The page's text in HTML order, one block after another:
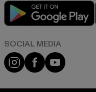
Instagram
FacebookYouTube